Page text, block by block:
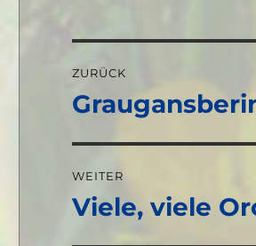
ZURÜCK
Vorheriger
WEITER
Nächster
Viele, viele